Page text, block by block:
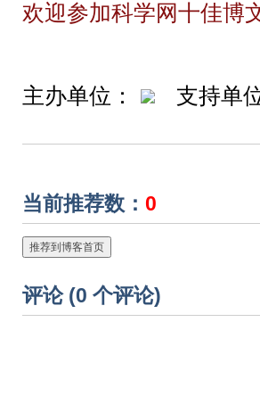
欢迎参加科学网十佳博
主办单位： 支持单
当前推荐数： 0
推荐到博客首页
评论 (0 个评论)